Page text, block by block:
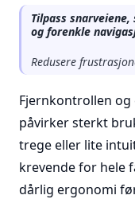
Tilpass
og forenkle
Redusere
Fjernkontrollen
påvirker sterkt
trege eller lite
krevende for hele
dårlig ergonomi